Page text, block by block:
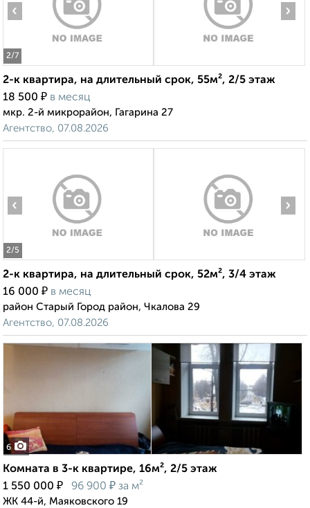
2/7
‹ ›
2-к квартира, на длительный срок, 55м², 2/5 этаж
18 500 ₽ в месяц
мкр. 2-й микрорайон, Гагарина 27
Агентство, 07.08.2026
2/5
‹ ›
2-к квартира, на длительный срок, 52м², 3/4 этаж
16 000 ₽ в месяц
район Старый Город район, Чкалова 29
Агентство, 07.08.2026
6
Комната в 3-к квартире, 16м², 2/5 этаж
1 550 000 ₽ 96 900 ₽ за м²
ЖК 44-й, Маяковского 19